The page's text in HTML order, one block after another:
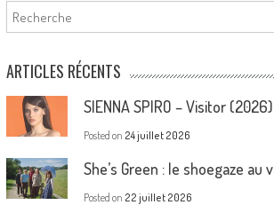
Rechercher
ARTICLES RÉCENTS
SIENNA SPIRO – Visitor (2026)
Posted on 24 juillet 2026
She’s Green : le shoegaze au
Posted on 22 juillet 2026